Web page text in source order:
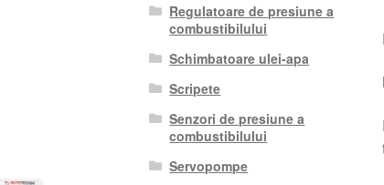
Regulatoare de presiune a
combustibilului
Schimbatoare ulei-apa
Scripete
Senzori de presiune a
combustibilului
Servopompe